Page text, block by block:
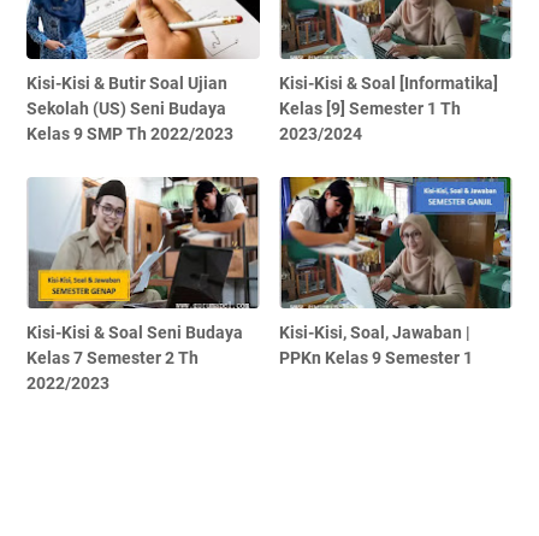
Kisi-Kisi & Butir Soal Ujian
Sekolah (US) Seni Budaya
Kelas 9 SMP Th 2022/2023
Kisi-Kisi & Soal [Informatika]
Kelas [9] Semester 1 Th
2023/2024
Kisi-Kisi & Soal Seni Budaya
Kelas 7 Semester 2 Th
2022/2023
Kisi-Kisi, Soal, Jawaban |
PPKn Kelas 9 Semester 1